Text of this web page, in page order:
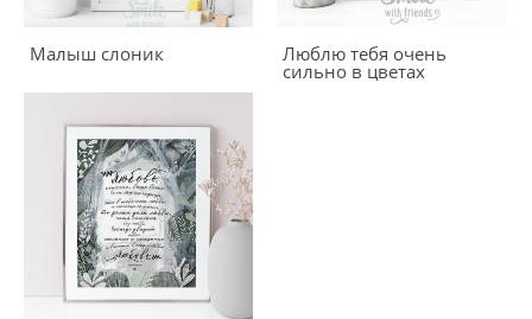
Малыш слоник Люблю тебя очень
сильно в цветах